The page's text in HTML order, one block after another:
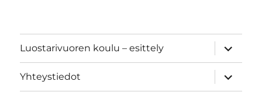
Luostarivuoren koulu – esittely
näytä
Yhteystiedot
näytä